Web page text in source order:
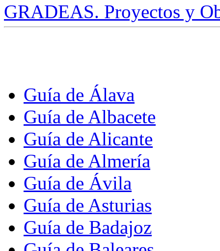
GRADEAS. Proyectos y
Guía de Álava
Guía de Albacete
Guía de Alicante
Guía de Almería
Guía de Ávila
Guía de Asturias
Guía de Badajoz